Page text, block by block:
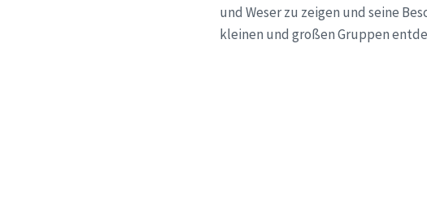
und Weser zu zeigen und seine
kleinen und großen Gruppen